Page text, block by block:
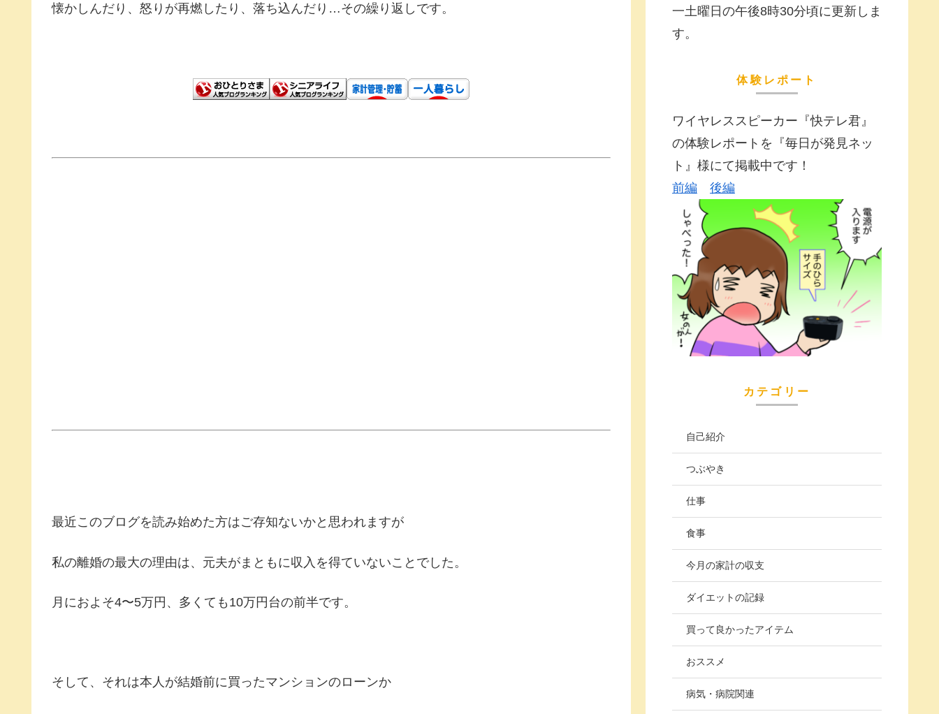
懐かしんだり、 怒りが再燃したり、落ち込んだり …その繰り返しです。
最近このブログを読み始めた方はご存知ないかと思われますが
私の離婚の最大の理由は、元夫がまともに収入を得ていないことでした。
月におよそ4〜5万円、多くても10万円台の前半です。
そして、それは本人が結婚前に買ったマンションのローンか
一土曜日の午後8時30分頃に更新しま
す。
体験レポート
ワイヤレススピーカー『快テレ君』
の体験レポートを『毎日が発見ネッ
ト』様にて掲載中です！
前編
後編
カテゴリー
自己紹介
つぶやき
仕事
食事
今月の家計の収支
ダイエットの記録
買って良かったアイテム
おススメ
病気・病院関連